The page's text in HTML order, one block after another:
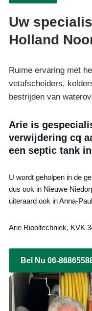
Uw
Holland
Ruime ervaring met
vetafscheiders,
bestrijden van
Arie is
verwijdering cq
een septic tank
U wordt geholpen in de
dus ook in Nieuwe
uiteraard ook in Anna-
Arie Riooltechniek, KVK
Bel Nu 06-